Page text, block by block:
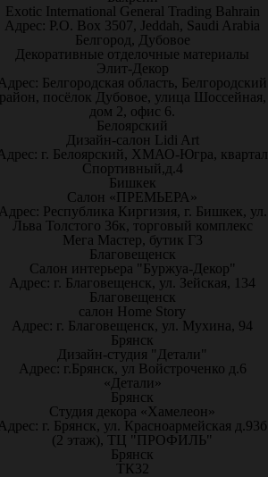
Exotic International General Trading Bahrain
Адрес: P.O. Box 3507, Jeddah, Saudi Arabia
Белгород, Дубовое
Декоративные отделочные материалы
Элит-Декор
Белгородская область, Белгородский
посёлок Дубовое, улица Шоссейная,
дом 2, офис 6.
Белоярский
Дизайн-салон Lidi Art
г. Белоярский, ХМАО-Югра, квартал
Спортивный,д.4
Бишкек
Салон «ПРЕМЬЕРА»
Республика Киргизия, г. Бишкек, ул.
Льва Толстого 36к, торговый комплекс
Мега Мастер, бутик Г3
Благовещенск
Салон интерьера "Буржуа-Декор"
Адрес: г. Благовещенск, ул. Зейская, 134
Благовещенск
салон Home Story
Адрес: г. Благовещенск, ул. Мухина, 94
Брянск
Дизайн-студия "Детали"
Адрес: г.Брянск, ул Войстроченко д.6
«Детали»
Брянск
Студия декора «Хамелеон»
г. Брянск, ул. Красноармейская д.93б
(2 этаж), ТЦ "ПРОФИЛЬ"
Брянск
ТК32